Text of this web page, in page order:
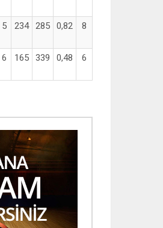
5 234 285 0,82 8
6 165 339 0,48 6